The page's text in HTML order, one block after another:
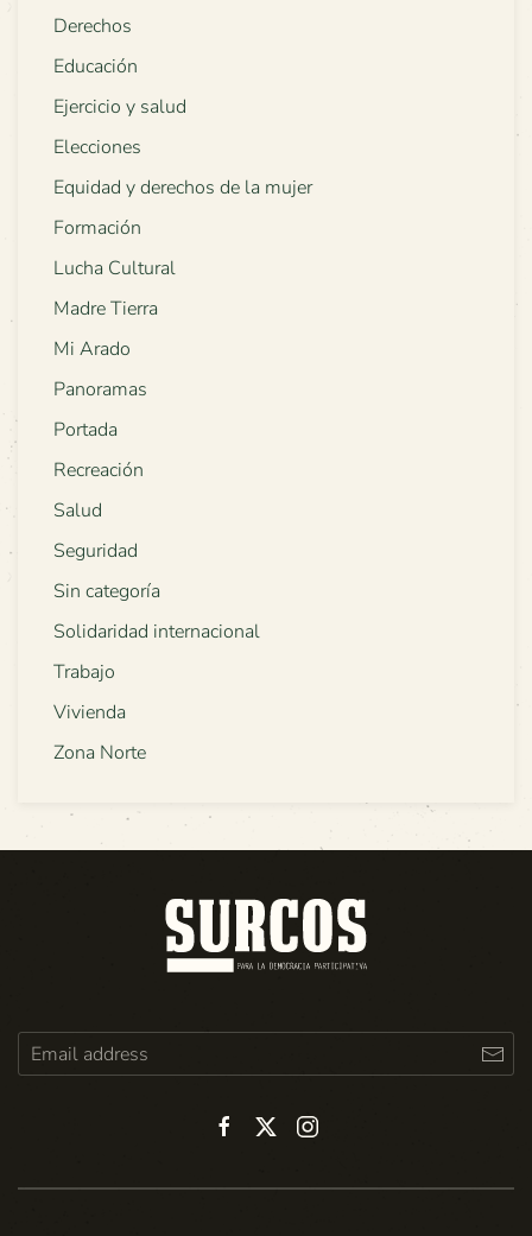
Derechos
Educación
Ejercicio y salud
Elecciones
Equidad y derechos de la mujer
Formación
Lucha Cultural
Madre Tierra
Mi Arado
Panoramas
Portada
Recreación
Salud
Seguridad
Sin categoría
Solidaridad internacional
Trabajo
Vivienda
Zona Norte